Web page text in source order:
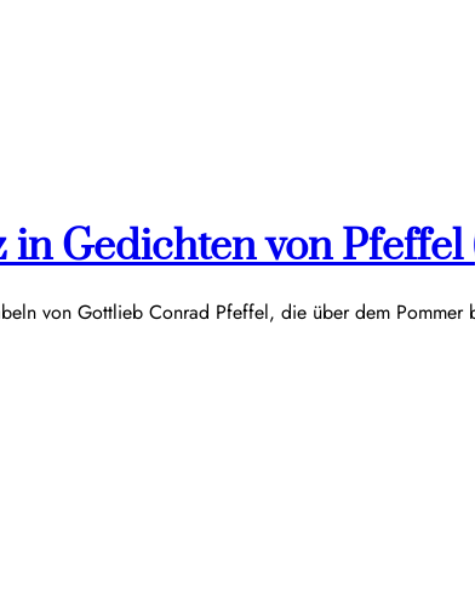
Gedichten von Pfeffel
von Gottlieb Conrad Pfeffel, die über dem Pommer